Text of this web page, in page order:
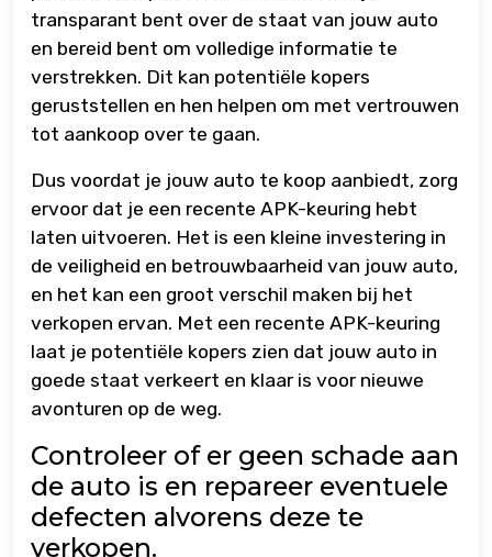
transparant bent over de staat van jouw auto
en bereid bent om volledige informatie te
verstrekken. Dit kan potentiële kopers
geruststellen en hen helpen om met vertrouwen
tot aankoop over te gaan.
Dus voordat je jouw auto te koop aanbiedt, zorg
ervoor dat je een recente APK-keuring hebt
laten uitvoeren. Het is een kleine investering in
de veiligheid en betrouwbaarheid van jouw auto,
en het kan een groot verschil maken bij het
verkopen ervan. Met een recente APK-keuring
laat je potentiële kopers zien dat jouw auto in
goede staat verkeert en klaar is voor nieuwe
avonturen op de weg.
Controleer of er geen schade aan
de auto is en repareer eventuele
defecten alvorens deze te
verkopen.